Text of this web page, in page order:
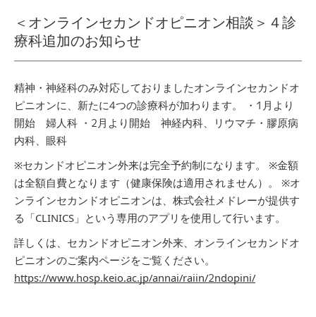
＜オンラインセカンドオピニオン相談＞４診
療科追加のお知らせ
精神・神経科のみ対応しておりましたオンラインセカンドオ
ピニオンに、新たに4つの診療科が加わります。
・1月より
開始 婦人科 ・2月より開始 神経内科、リウマチ・膠原病
内科、眼科
※セカンドオピニオン外来は完全予約制になります。
※金額
は全額自費となります（健康保険は適用されません）。
※オ
ンラインセカンドオピニオンは、株式会社メドレーが提供す
る「CLINICS」という専用のアプリを使用して行います。
詳しくは、セカンドオピニオン外来、オンラインセカンドオ
ピニオンのご案内ページをご覧ください。
https://www.hosp.keio.ac.jp/annai/raiin/2ndopini/